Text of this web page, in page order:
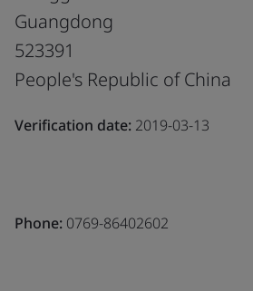
Guangdong
523391
People's Republic of China
Verification date: 2019-03-13
Phone: 0769-86402602